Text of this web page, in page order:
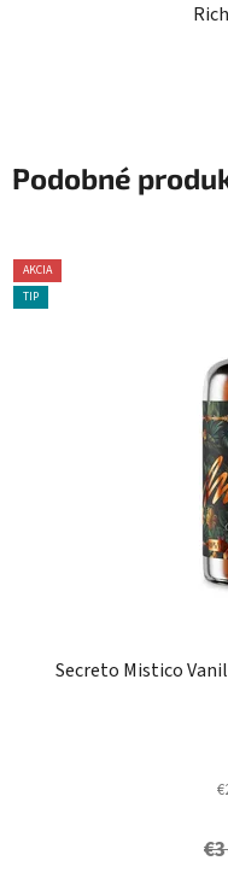
Podobné
AKCIA
TIP
Secreto Mistico